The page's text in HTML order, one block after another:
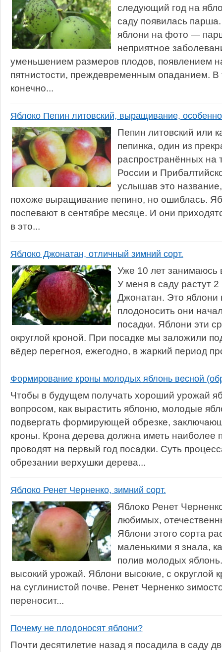
следующий год на
саду появилась
яблони на фото —
неприятное
уменьшением размеров плодов, появлением
пятнистости, преждевременным опаданием. В
конечно...
Яблоко Пепин литовский, выращивание,
Пепин литовский или
пепинка, один из
распространённых на
России и
услышав это
похоже выращивание пепино, но ошиблась.
поспевают в сентябре месяце. И они
в это...
Яблоко Джонатан, отличный зимний сорт.
Уже 10 лет
У меня в саду растут
Джонатан. Это яблони
плодоносить они
посадки. Яблони эти
округлой кроной. При посадке мы заложили
вёдер перегноя, ежегодно, в жаркий период
Формирование кроны молодых яблонь весной
Чтобы в будущем получать хороший урожай
вопросом, как вырастить яблоню, молодые
подвергать формирующей обрезке,
кроны. Крона дерева должна иметь наиболее
проводят на первый год посадки. Суть
обрезании верхушки дерева...
Яблоко Ренет Черненко, зимний сорт.
Яблоко Ренет
любимых,
Яблони этого сорта
маленькими я знала,
полив молодых
высокий урожай. Яблони высокие, с округлой
на суглинистой почве. Ренет Черненко
переносит...
Почему не плодоносят яблони?
Почти десятилетие назад я посадила в саду